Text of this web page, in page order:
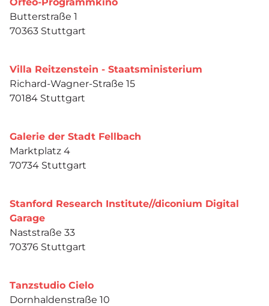
Butterstraße 1
70363 Stuttgart
Villa Reitzenstein - Staatsministerium
Richard-Wagner-Straße 15
70184 Stuttgart
Galerie der Stadt Fellbach
Marktplatz 4
70734 Stuttgart
Stanford Research Institute//diconium Digital
Garage
Naststraße 33
70376 Stuttgart
Tanzstudio Cielo
Dornhaldenstraße 10